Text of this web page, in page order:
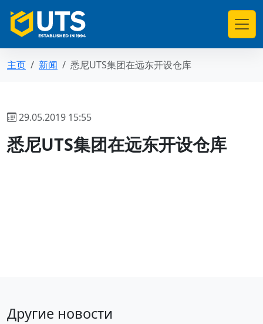
主页 新闻 悉尼UTS集团在远东开设仓库
29.05.2019 15:55
悉尼UTS集团在远东开设仓库
Другие новости